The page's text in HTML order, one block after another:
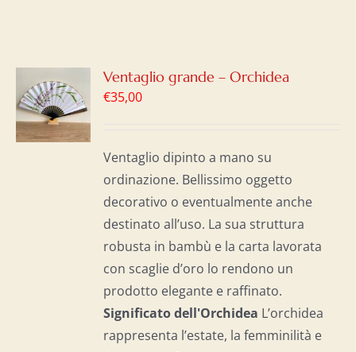
Ventaglio grande – Orchidea
€35,00
Ventaglio dipinto a mano su
ordinazione. Bellissimo oggetto
decorativo o eventualmente anche
destinato all’uso. La sua struttura
robusta in bambù e la carta lavorata
con scaglie d’oro lo rendono un
prodotto elegante e raffinato.
Significato dell'Orchidea L’orchidea
rappresenta l’estate, la femminilità e